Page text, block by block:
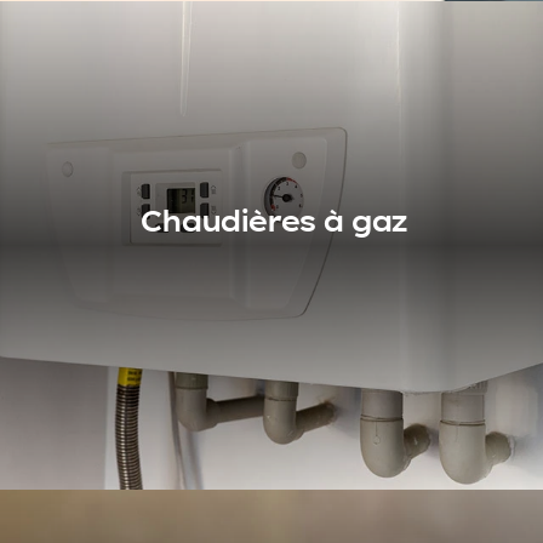
Batteries et
bornes de recharge
Propriétaire d'un véhicule électrique ? Et si vous faisiez
installer une borne de recharge sur votre propriété ? Un
pas de plus vers l'écologie et [...]
Voir nos produits
Chaudières à gaz